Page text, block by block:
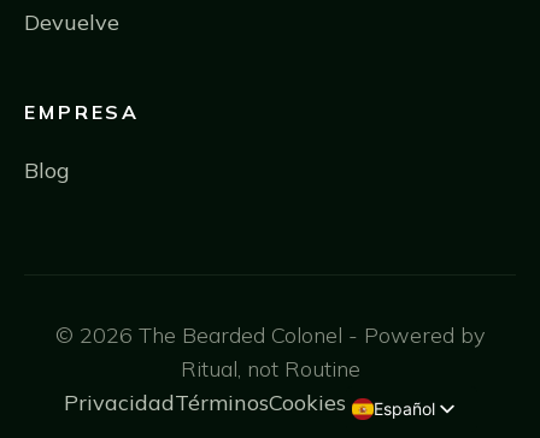
Devuelve
EMPRESA
Blog
PrivacidadTérminosCookies Español
© 2026 The Bearded Colonel - Powered by
Ritual, not Routine